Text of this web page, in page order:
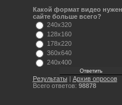
Какой формат видео
сайте больше всего?
240x320
128x160
178x220
360x640
240x400
Результаты | Архив опросов
Всего ответов: 98878